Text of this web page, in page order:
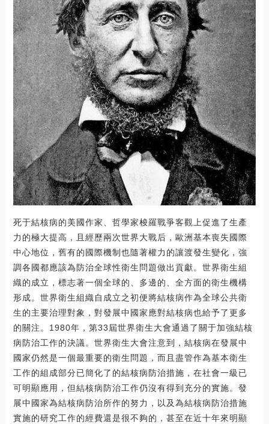
死于結核病的美國作家、哲學家梭羅戰爭客觀上促進了生產
力的極大提高，且經歷兩次世界大戰后，歐洲基本喪失國際
中心地位，舊有的國際機制也隨著權力的讓渡發生變化，強
調各國都應該為防治全球性衛生問題做出貢獻。世界衛生組
織的成立，標志著一個全球的、多邊的、全方面的衛生機構
形成。世界衛生組織自成立之初便將結核病作為全球公共衛
生的主要治理對象，對發展中國家應對結核病也給予了更多
的關注。1980年，第33屆世界衛生大會通過了關于加強結核
病防治工作的決議。世界衛生大會注意到，結核病在發展中
國家仍然是一個最重要的衛生問題，而且盡管作為基本衛生
工作的組成部分已簡化了的結核病防治措施，在社會一級已
可明顯應用，但結核病防治工作仍沒有得到充分的實施。發
展中國家為結核病防治所作的努力，以及為結核病防治措施
實施的研究工作的經費還是很不夠的，甚至在近十年來明顯